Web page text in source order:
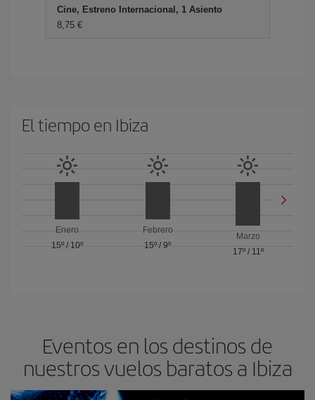
Cine, Estreno Internacional, 1 Asiento
8,75 €
El tiempo en Ibiza
Enero
15º/ 10º
Febrero
15º / 9º
Marzo
17º/ 11º
Eventos en los destinos de
nuestros vuelos baratos a Ibiza